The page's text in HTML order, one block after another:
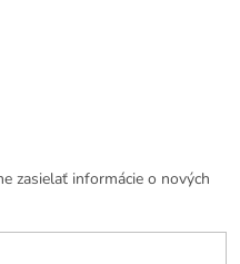
zasielať informácie o nových